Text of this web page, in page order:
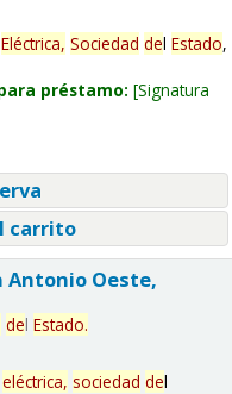
Eléctrica, Sociedad del Estado,
préstamo: Signatura
carrito
Antonio Oeste,
del Estado.
eléctrica, sociedad del